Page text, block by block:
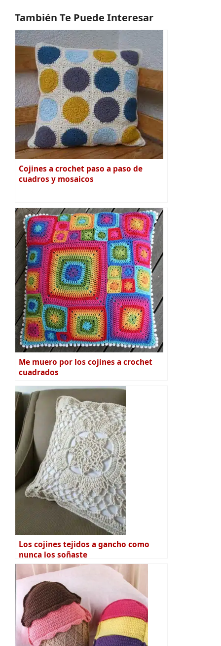
También Te Puede Interesar
Cojines a crochet paso a paso de
cuadros y mosaicos
Me muero por los cojines a crochet
cuadrados
Los cojines tejidos a gancho como
nunca los soñaste